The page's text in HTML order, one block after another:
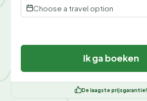
Choose a travel option
Ik ga boeken
De laagste prijsgarantie!